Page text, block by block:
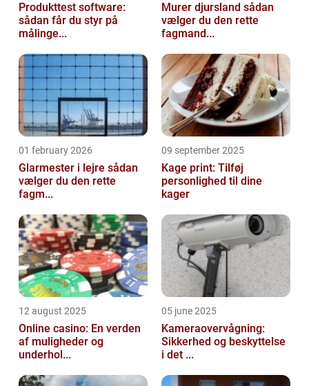
Produkttest software:
sådan får du styr på
målinge...
Murer djursland sådan
vælger du den rette
fagmand...
01 february 2026
Glarmester i lejre sådan
vælger du den rette
fagm...
09 september 2025
Kage print: Tilføj
personlighed til dine
kager
12 august 2025
Online casino: En verden
af muligheder og
underhol...
05 june 2025
Kameraovervågning:
Sikkerhed og beskyttelse
i det ...